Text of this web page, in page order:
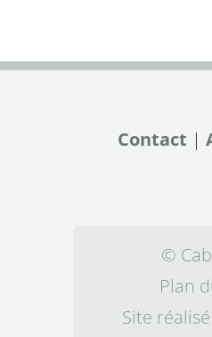
Contact |
©
Plan
Site